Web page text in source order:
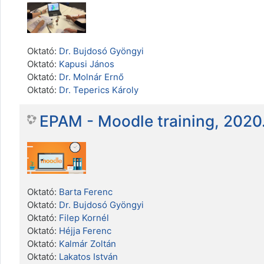
Oktató: Dr. Bujdosó Gyöngyi
Oktató: Kapusi János
Oktató: Dr. Molnár Ernő
Oktató: Dr. Teperics Károly
EPAM - Moodle training,
Oktató: Barta Ferenc
Oktató: Dr. Bujdosó Gyöngyi
Oktató: Filep Kornél
Oktató: Héjja Ferenc
Oktató: Kalmár Zoltán
Oktató: Lakatos István